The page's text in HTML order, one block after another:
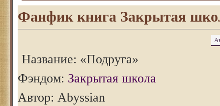
Фанфик книга Закрытая
Название: «Подруга»
Фэндом: Закрытая школа
Автор: Abyssian